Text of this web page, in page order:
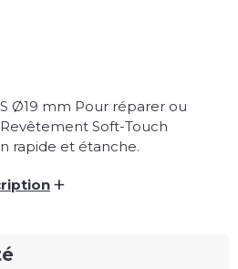
Ø19 mm Pour réparer ou
Soft-Touch
rapide et étanche.
+